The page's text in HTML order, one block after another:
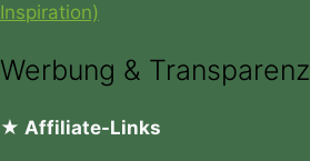
Inspiration)
Werbung &
★ Affiliate-Links